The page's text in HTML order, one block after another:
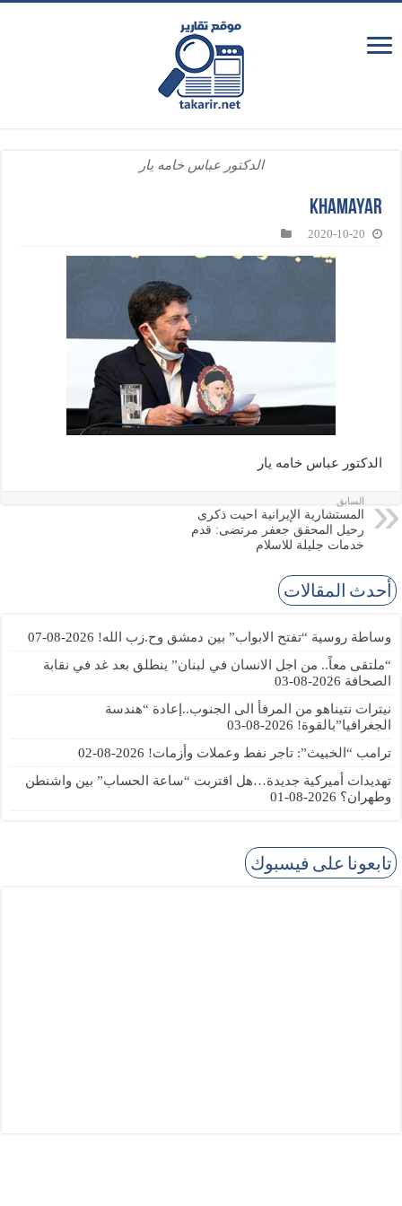
الدكتور عباس خامه يار
khamayar
2020-10-20
الدكتور عباس خامه يار
السابق
المستشارية الإيرانية احيت ذكرى
رحيل المحقق جعفر مرتضى: قدم
خدمات جليلة للاسلام
أحدث المقالات
وساطة روسية “تفتح الابواب” بين دمشق وح.زب الله! 2026-08-07
“ملتقى معاً.. من اجل الانسان في لبنان” ينطلق بعد غد في نقابة
الصحافة 2026-08-03
نيترات نتيناهو من المرفأ الى الجنوب..إعادة “هندسة
الجغرافيا”بالقوة! 2026-08-03
ترامب “الخبيث”: تاجر نفط وعملات وأزمات! 2026-08-02
تهديدات أميركية جديدة…هل اقتربت “ساعة الحساب” بين واشنطن
وطهران؟ 2026-08-01
تابعونا على فيسبوك